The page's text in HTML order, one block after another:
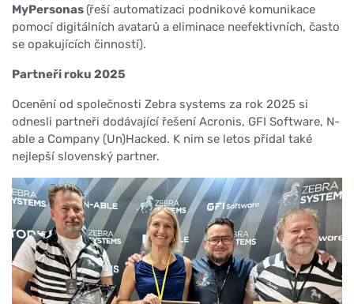
MyPersonas (řeší automatizaci podnikové komunikace
pomocí digitálních avatarů a eliminace neefektivních, často
se opakujících činností).
Partneři roku 2025
Ocenění od společnosti Zebra systems za rok 2025 si
odnesli partneři dodávající řešení Acronis, GFI Software, N-
able a Company (Un)Hacked. K nim se letos přidal také
nejlepší slovenský partner.